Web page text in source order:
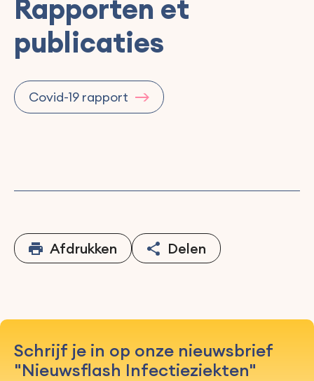
Rapporten et
publicaties
Covid-19 rapport
Afdrukken Delen
Schrijf je in op onze nieuwsbrief
"Nieuwsflash Infectieziekten"